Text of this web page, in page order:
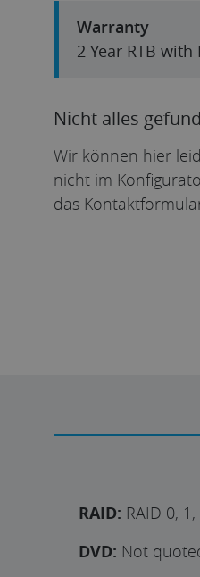
Warranty
2 Year RTB
Nicht alles
Wir können hier
nicht im
das
RAID: RAID 0,
DVD: Not